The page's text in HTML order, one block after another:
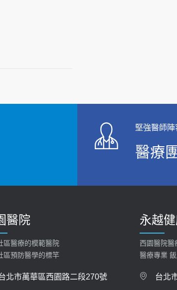
全免費 沒做虧大了
2026-05-14
師點出8大前兆
2019-07-09
COVID-19 【疫苗特別
114年【公費流感及新
堅強醫師陣
醫療
醫院
區醫療的模範醫院
區預防醫學的標竿
北市萬華區西園路二段270號
永越
西園醫院醫
醫療專業
台北